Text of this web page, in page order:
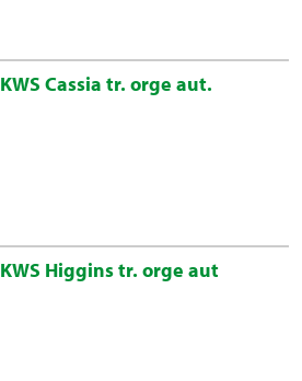
KWS Cassia tr. orge aut.
KWS Higgins tr. orge aut